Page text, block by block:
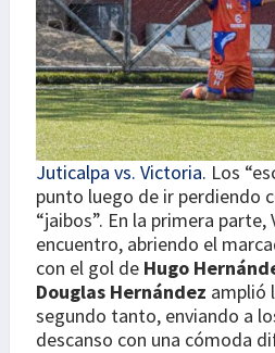
Juticalpa vs. Victoria. Los
punto luego de ir perdiendo
“jaibos”. En la primera
encuentro, abriendo el
con el gol de Hugo
Douglas Hernández amplió
segundo tanto, enviando a
descanso con una cómoda